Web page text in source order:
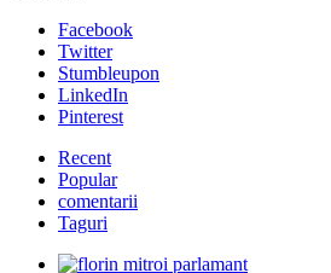
Facebook
Twitter
Stumbleupon
LinkedIn
Pinterest
Recent
Popular
comentarii
Taguri